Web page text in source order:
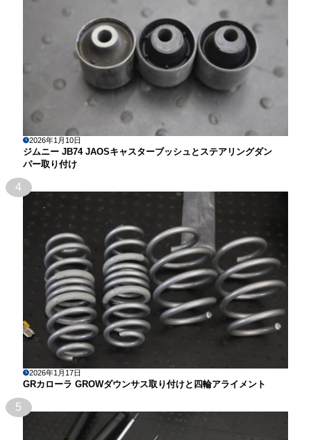
2026年1月10日
ジムニー JB74 JAOSキャスターブッシュとステアリングダン
パー取り付け
4
2026年1月17日
GRカローラ GROWダウンサス取り付けと四輪アライメント
5